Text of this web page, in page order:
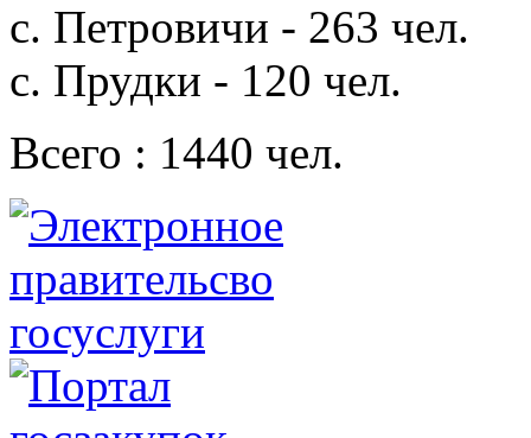
с. Петровичи - 263 чел.
с. Прудки - 120 чел.
Всего : 1440 чел.